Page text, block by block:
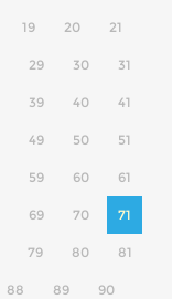
19 20 21
29 30 31
39 40 41
49 50 51
59 60 61
69 70 71
79 80 81
88 89 90